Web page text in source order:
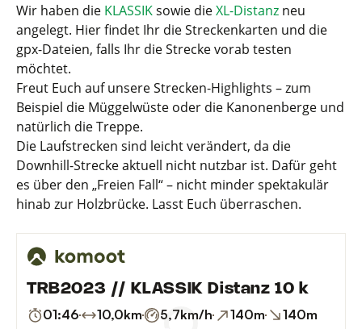
Wir haben die KLASSIKsowie dieXL-Distanz neu
angelegt. Hier findet Ihr die Streckenkarten und die
gpx-Dateien, falls Ihr die Strecke vorab testen
möchtet.
Freut Euch auf unsere Strecken-Highlights – zum
Beispiel die Müggelwüste oder die Kanonenberge und
natürlich die Treppe.
Die Laufstrecken sind leicht verändert, da die
Downhill-Strecke aktuell nicht nutzbar ist. Dafür geht
es über den „Freien Fall“ – nicht minder spektakulär
hinab zur Holzbrücke. Lasst Euch überraschen.